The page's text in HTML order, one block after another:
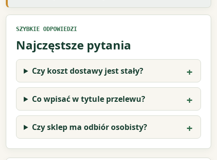
SZYBKIE ODPOWIEDZI
Najczęstsze pytania
Czy koszt dostawy jest stały?
Co wpisać w tytule przelewu?
Czy sklep ma odbiór osobisty?